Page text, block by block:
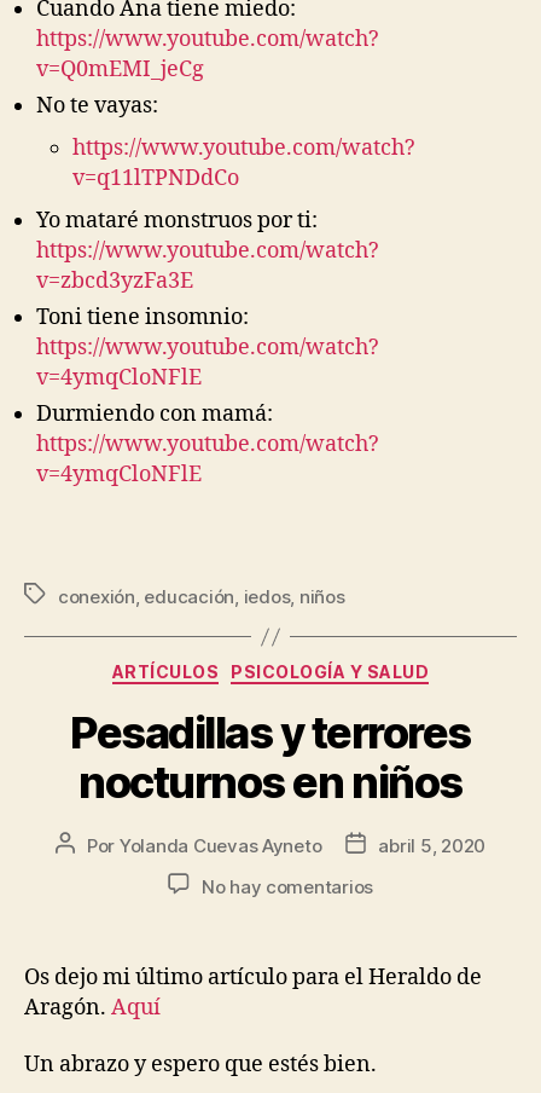
Cuando Ana tiene miedo:
https://www.youtube.com/watch?
v=Q0mEMI_jeCg
No te vayas:
https://www.youtube.com/watch?
v=q11lTPNDdCo
Yo mataré monstruos por ti:
https://www.youtube.com/watch?
v=zbcd3yzFa3E
Toni tiene insomnio:
https://www.youtube.com/watch?
v=4ymqCloNFlE
Durmiendo con mamá:
https://www.youtube.com/watch?
v=4ymqCloNFlE
conexión, educación, iedos, niños
ARTÍCULOS PSICOLOGÍA Y SALUD
Pesadillas y terrores
nocturnos en niños
Por Yolanda Cuevas Ayneto
abril 5, 2020
No hay comentarios
Os dejo mi último artículo para el Heraldo de
Aragón. Aquí
Un abrazo y espero que estés bien.